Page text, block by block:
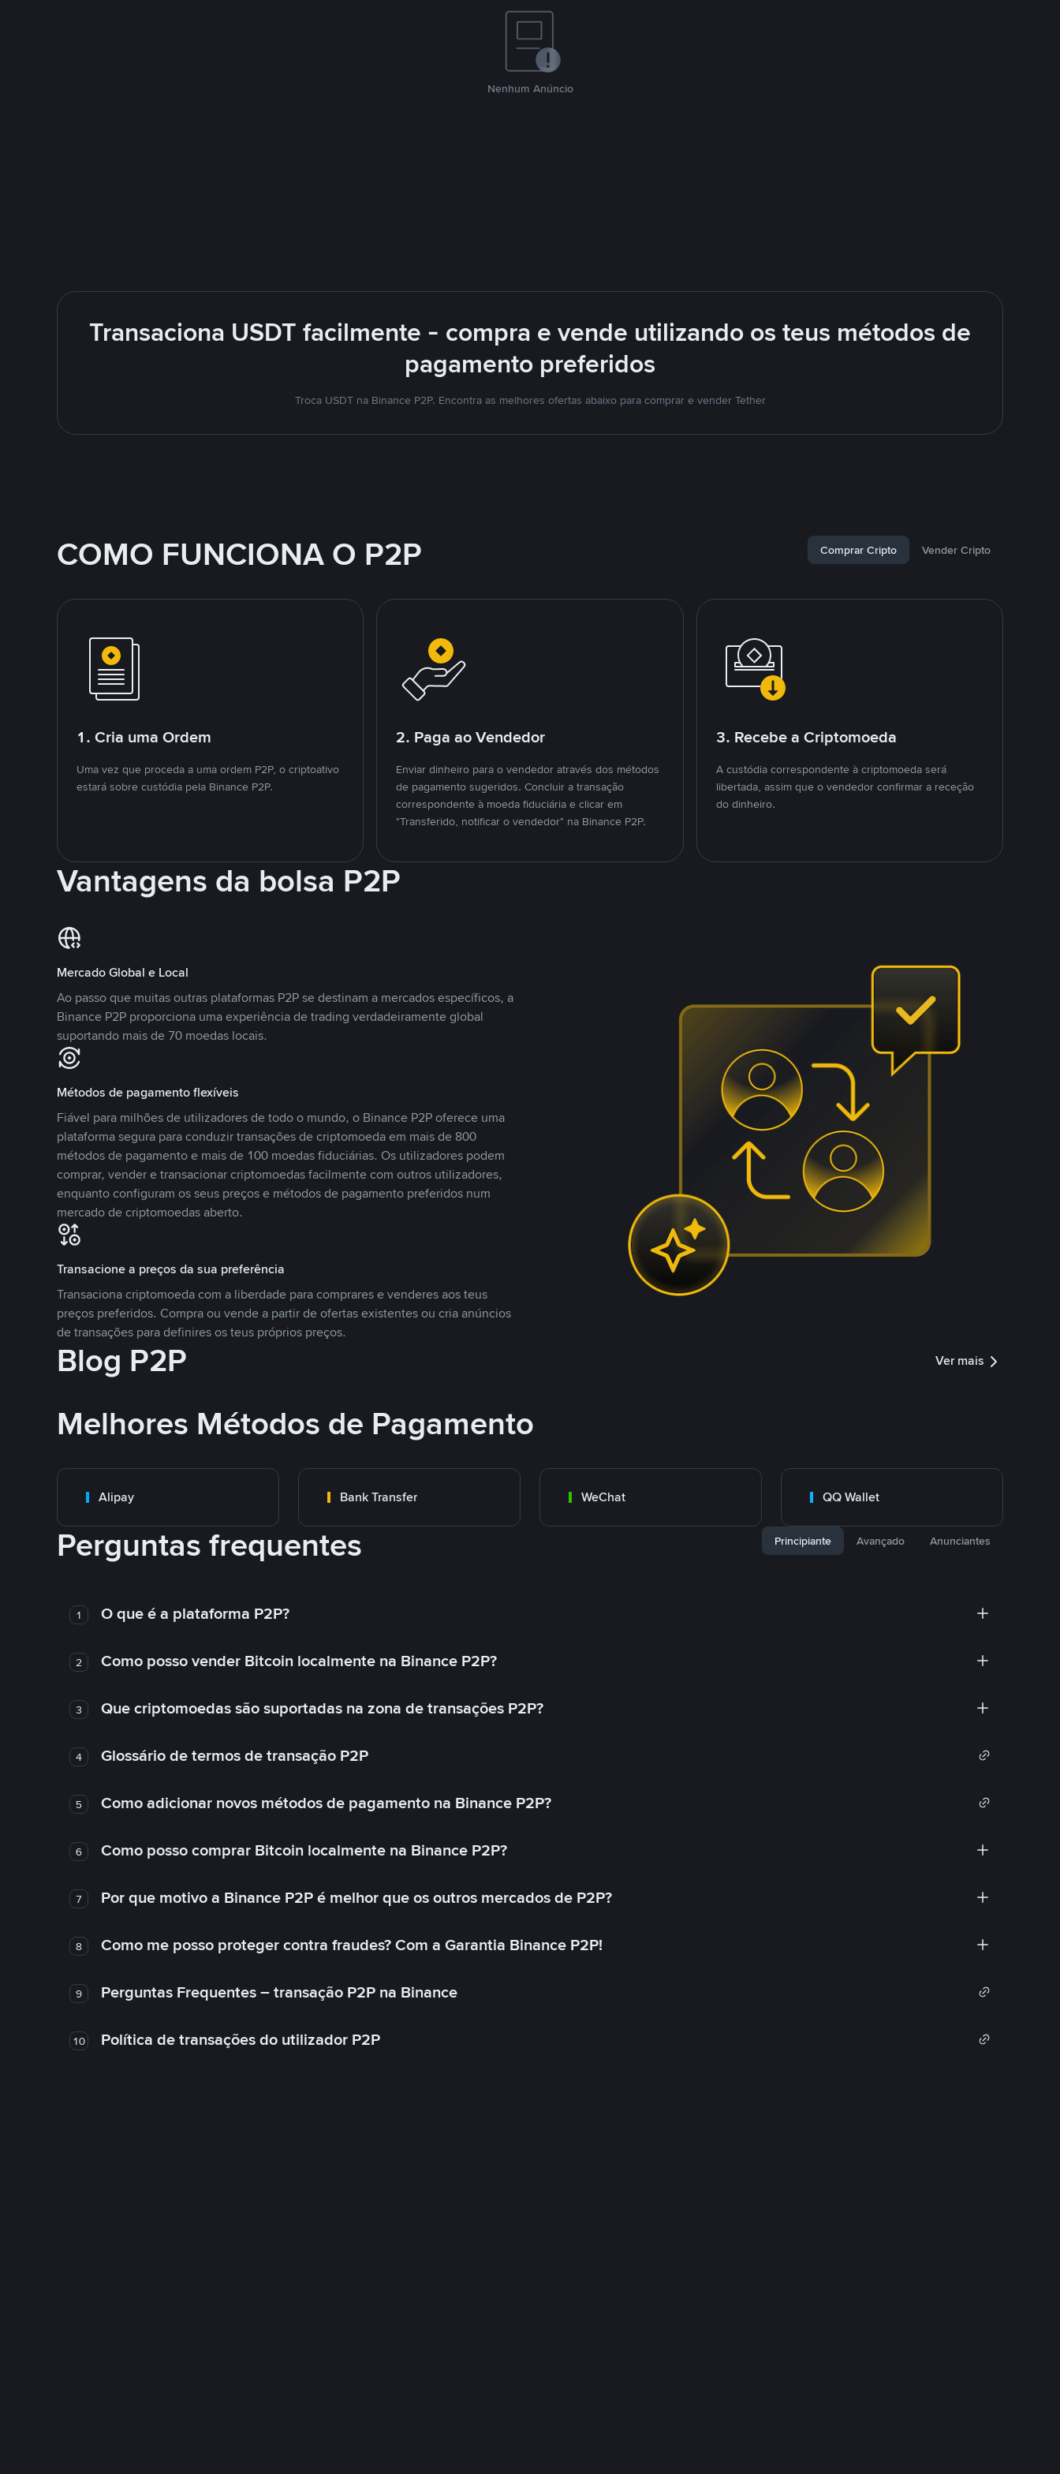
Nenhum Anúncio
Transaciona USDT facilmente - compra e vende utilizando os teus métodos de
pagamento preferidos
Troca USDT na Binance P2P. Encontra as melhores ofertas abaixo para comprar e vender Tether
COMO FUNCIONA O P2P Comprar Cripto Vender Cripto
1. Cria uma Ordem
Uma vez que proceda a uma ordem P2P, o criptoativo
estará sobre custódia pela Binance P2P.
2. Paga ao Vendedor
Enviar dinheiro para o vendedor através dos métodos
de pagamento sugeridos. Concluir a transação
correspondente à moeda fiduciária e clicar em
"Transferido, notificar o vendedor" na Binance P2P.
3. Recebe a Criptomoeda
A custódia correspondente à criptomoeda será
libertada, assim que o vendedor confirmar a receção
do dinheiro.
Vantagens da bolsa P2P
Mercado Global e Local
Ao passo que muitas outras plataformas P2P se destinam a mercados específicos, a
Binance P2P proporciona uma experiência de trading verdadeiramente global
suportando mais de 70 moedas locais.
Métodos de pagamento flexíveis
Fiável para milhões de utilizadores de todo o mundo, o Binance P2P oferece uma
plataforma segura para conduzir transações de criptomoeda em mais de 800
métodos de pagamento e mais de 100 moedas fiduciárias. Os utilizadores podem
comprar, vender e transacionar criptomoedas facilmente com outros utilizadores,
enquanto configuram os seus preços e métodos de pagamento preferidos num
mercado de criptomoedas aberto.
Transacione a preços da sua preferência
Transaciona criptomoeda com a liberdade para comprares e venderes aos teus
preços preferidos. Compra ou vende a partir de ofertas existentes ou cria anúncios
de transações para definires os teus próprios preços.
Blog P2P Ver mais
Melhores Métodos de Pagamento
Alipay Bank Transfer WeChat QQ Wallet
Perguntas frequentes Principiante Avançado Anunciantes
1 O que é a plataforma P2P?
2 Como posso vender Bitcoin localmente na Binance P2P?
3 Que criptomoedas são suportadas na zona de transações P2P?
4 Glossário de termos de transação P2P
5 Como adicionar novos métodos de pagamento na Binance P2P?
6 Como posso comprar Bitcoin localmente na Binance P2P?
7 Por que motivo a Binance P2P é melhor que os outros mercados de P2P?
8 Como me posso proteger contra fraudes? Com a Garantia Binance P2P!
9 Perguntas Frequentes – transação P2P na Binance
10 Política de transações do utilizador P2P